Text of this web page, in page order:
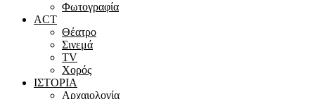
Φωτογραφία
ACT
Θέατρο
Σινεμά
ΤV
Χορός
ΙΣΤΟΡΙΑ
Αρχαιολογία